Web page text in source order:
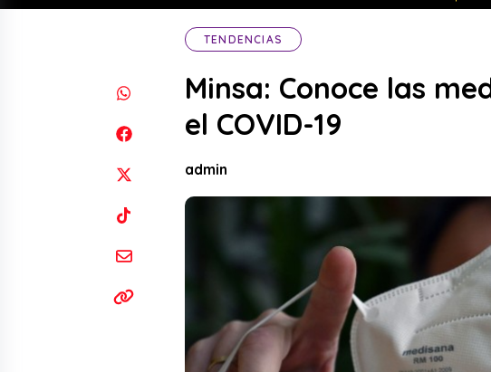
TENDENCIAS
Minsa: Conoce las
el COVID-19
admin